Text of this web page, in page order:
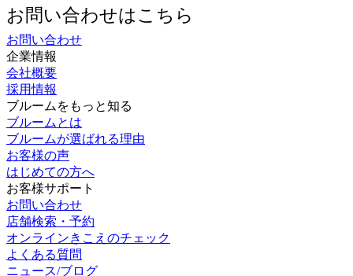
お問い合わせ
企業情報
会社概要
採用情報
ブルームをもっと知る
ブルームとは
ブルームが選ばれる理由
お客様の声
はじめての方へ
お客様サポート
お問い合わせ
店舗検索・予約
オンラインきこえのチェック
よくある質問
ニュース/ブログ
最新情報はこちらから！